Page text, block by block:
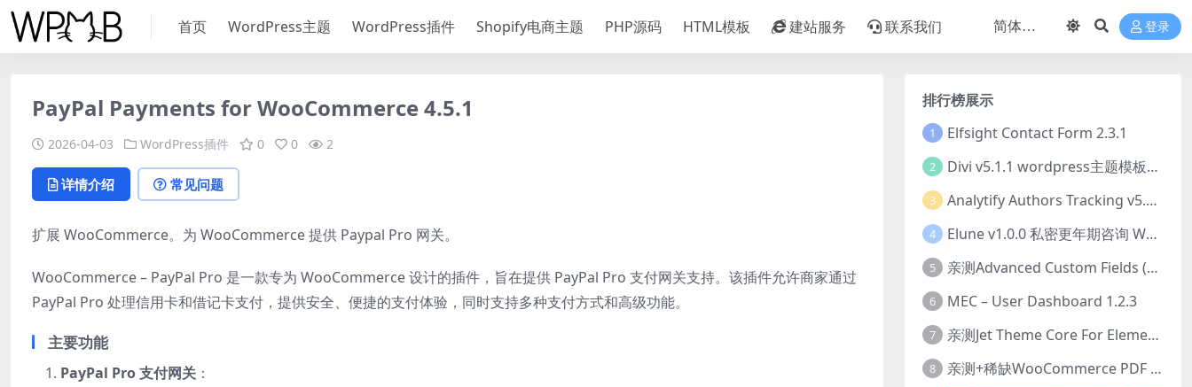
首页 WordPress主题 WordPress插件 Shopify电商主题 PHP源码 HTML模板 建站服务 联系我们 登录
PayPal Payments for WooCommerce 4.5.1
2026-04-03 WordPress插件 0 0 2
详情介绍 常见问题
扩展 WooCommerce。为 WooCommerce 提供 Paypal Pro 网关。
WooCommerce – PayPal Pro 是一款专为 WooCommerce 设计的插件，旨在提供 PayPal Pro 支付网关支持。该插件允许商家通过
PayPal Pro 处理信用卡和借记卡支付，提供安全、便捷的支付体验，同时支持多种支付方式和高级功能。
主要功能
PayPal Pro 支付网关 ：
排行榜展示
1 Elfsight Contact Form 2.3.1
2 Divi v5.1.1 wordpress主题模板打包下载（Theme + Builder+ Extra Theme + Templates + Layouts + PSD）
3 Analytify Authors Tracking v5.0.0 插件破解版下载
4 Elune v1.0.0 私密更年期咨询 WordPress 主题下载
5 亲测Advanced Custom Fields (ACF) Pro v6.8.0.1 + Advanced Custom Fields: Extended PRO v0.9.2.3 | 网站开发自定义字段插件下载
6 MEC – User Dashboard 1.2.3
7 亲测Jet Theme Core For Elementor 2.3.1.2 插件下载
8 亲测+稀缺WooCommerce PDF Invoices & Packing Slips Professional v2.20.0 + Templates v2.25.1 [by WpOverNight] WooCommerce PDF 发票和装箱单插件下载